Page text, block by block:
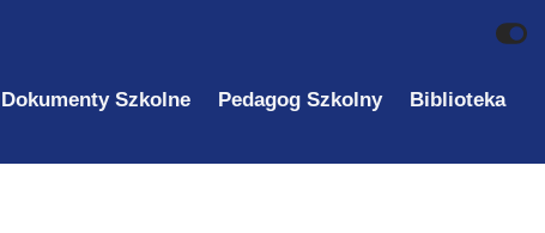
Dokumenty Szkolne Pedagog Szkolny
Biblioteka